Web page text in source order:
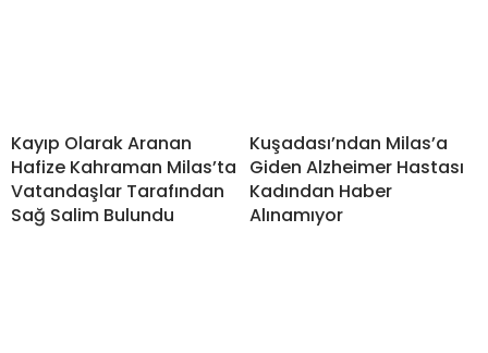
Kayıp Olarak Aranan
Hafize Kahraman Milas’ta
Vatandaşlar Tarafından
Sağ Salim Bulundu
Kuşadası’ndan Milas’a
Giden Alzheimer Hastası
Kadından Haber
Alınamıyor